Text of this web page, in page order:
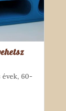
évek, 60-